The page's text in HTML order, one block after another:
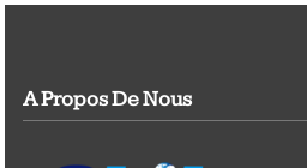
A Propos De Nous